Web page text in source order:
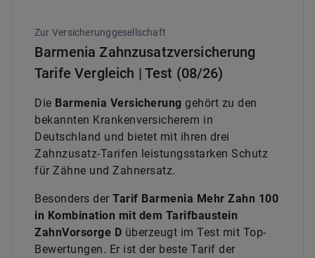
Zur Versicherunggesellschaft
Barmenia Zahnzusatzversicherung
Tarife Vergleich | Test (08/26)
Die Barmenia Versicherung gehört zu den
bekannten Krankenversicherern in
Deutschland und bietet mit ihren drei
Zahnzusatz-Tarifen leistungsstarken Schutz
für Zähne und Zahnersatz.
Besonders der Tarif Barmenia Mehr Zahn 100
in Kombination mit dem Tarifbaustein
ZahnVorsorge D überzeugt im Test mit Top-
Bewertungen. Er ist der beste Tarif der